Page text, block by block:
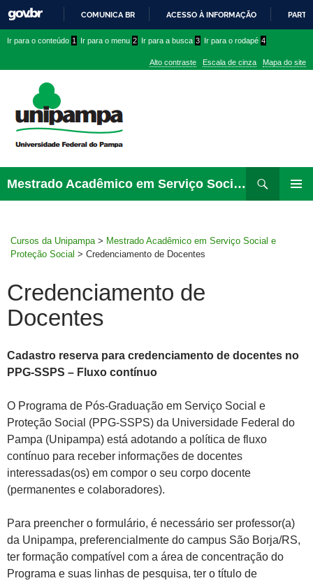
PARA
CONTEÚDO
COMUNICA BR ACESSO À INFORMAÇÃO
conteúdo
menu
superior
menu
Ir para o conteúdo 1 Ir para o menu 2 Ir para a busca 3 Ir para o rodapé 4
Alto contraste Escala de cinza Mapa do site
Mestrado Acadêmico em Serviço Social e Proteção Social
para
Cursos da Unipampa > Mestrado Acadêmico em Serviço Social e
Proteção Social > Credenciamento de Docentes
Credenciamento de
Docentes
Cadastro reserva para credenciamento de docentes no
PPG-SSPS – Fluxo contínuo
O Programa de Pós-Graduação em Serviço Social e
Proteção Social (PPG-SSPS) da Universidade Federal do
Pampa (Unipampa) está adotando a política de fluxo
contínuo para receber informações de docentes
interessadas(os) em compor o seu corpo docente
(permanentes e colaboradores).
Para preencher o formulário, é necessário ser professor(a)
da Unipampa, preferencialmente do campus São Borja/RS,
ter formação compatível com a área de concentração do
Programa e suas linhas de pesquisa, ter o título de